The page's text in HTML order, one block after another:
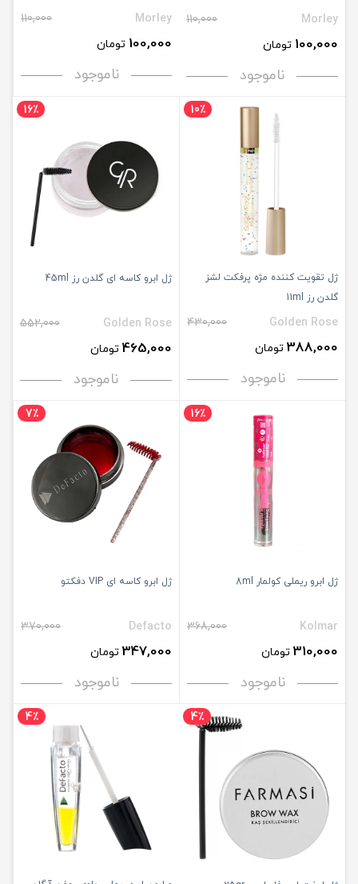
Morley
110,000
100,000 تومان
ناموجود
Morley
110,000
100,000 تومان
ناموجود
10٪
ژل تقویت کننده مژه پرفکت لشز
گلدن رز 11ml
Golden Rose
430,000
388,000 تومان
ناموجود
16٪
ژل ابرو کاسه ای گلدن رز 45ml
Golden Rose
552,000
465,000 تومان
ناموجود
16٪
ژل ابرو ریملی کولمار 8ml
Kolmar
368,000
310,000 تومان
ناموجود
7٪
ژل ابرو کاسه ای VIP دفکتو
Defacto
370,000
347,000 تومان
ناموجود
4٪ 4٪